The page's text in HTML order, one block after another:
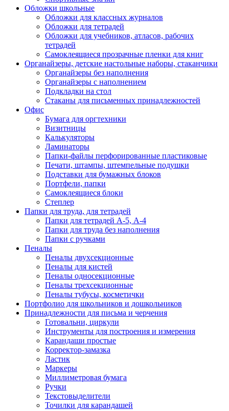
Обложки школьные
Обложки для классных журналов
Обложки для тетрадей
Обложки для учебников, атласов, рабочих
тетрадей
Самоклеящиеся прозрачные пленки для книг
Органайзеры, детские настольные наборы, стаканчики
Органайзеры без наполнения
Органайзеры с наполнением
Подкладки на стол
Стаканы для письменных принадлежностей
Офис
Бумага для оргтехники
Визитницы
Калькуляторы
Ламинаторы
Папки-файлы перфорированные пластиковые
Печати, штампы, штемпельные подушки
Подставки для бумажных блоков
Портфели, папки
Самоклеящиеся блоки
Степлер
Папки для труда, для тетрадей
Папки для тетрадей А-5, А-4
Папки для труда без наполнения
Папки с ручками
Пеналы
Пеналы двухсекционные
Пеналы для кистей
Пеналы односекционные
Пеналы трехсекционные
Пеналы тубусы, косметички
Портфолио для школьников и дошкольников
Принадлежности для письма и черчения
Готовальни, циркули
Инструменты для построения и измерения
Карандаши простые
Корректор-замазка
Ластик
Маркеры
Миллиметровая бумага
Ручки
Текстовыделители
Точилки для карандашей